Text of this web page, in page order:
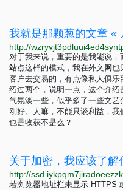
我就是那颗葱的文章 «
对于我来说，重要的是我能说
站点这样的模式，我在外文 网也
客户去交易的，有点像私人俱
绍过两个，说明一点，这个介
气氛淡一些，似乎多了一些文艺
刚好。人嘛，不能只谈利益，我
也是收获不是么？
若浏览器地址栏未显示 HTTPS